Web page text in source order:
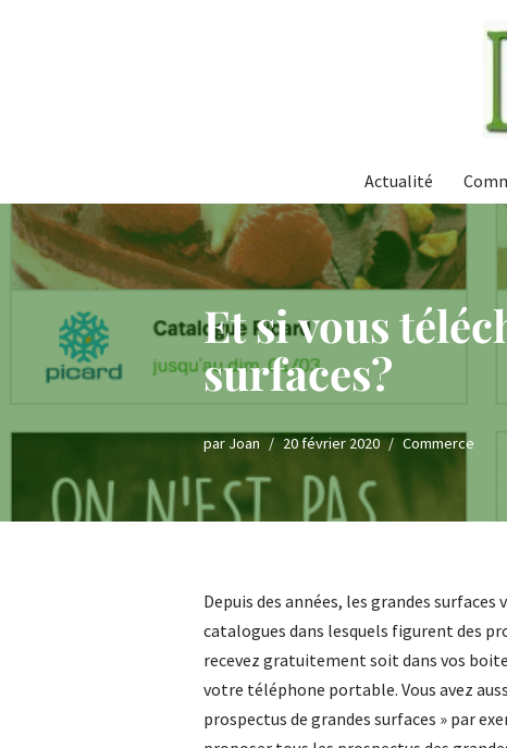
Actualité
Et si vous
surfaces?
parJoan 20 février 2020 Commerce
Depuis des années, les grandes
catalogues dans lesquels figurent des
recevez gratuitement soit dans vos
votre téléphone portable. Vous avez
prospectus de grandes surfaces » par